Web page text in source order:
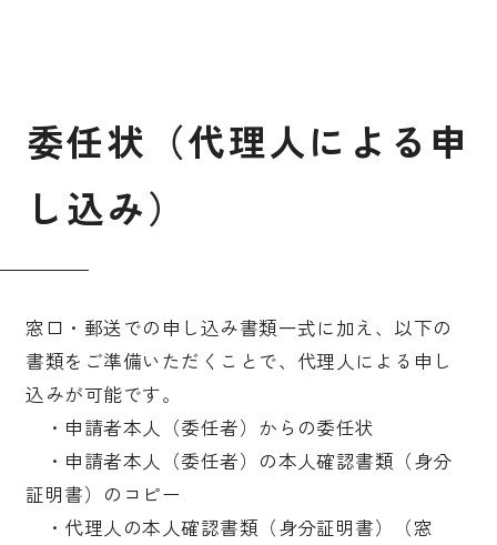
通信教育・生涯学習
受験生の皆さま
保護者等の皆さま
在学生の皆さま
卒業生の皆さま
企業の皆さま
学校法人日本女子大学
附属豊明幼稚園
附属高等学校
日本女子大学通信教育課程
委任状 （代理人に よ る 申
し込み）
窓口・郵送での申し込み書類一式に加え、以下の
書類をご準備いただくことで、代理人による申し
込みが可能です。
・申請者本人（委任者）からの委任状
・申請者本人（委任者）の本人確認書類（身分
証明書）のコピー
・代理人の本人確認書類（身分証明書）（窓